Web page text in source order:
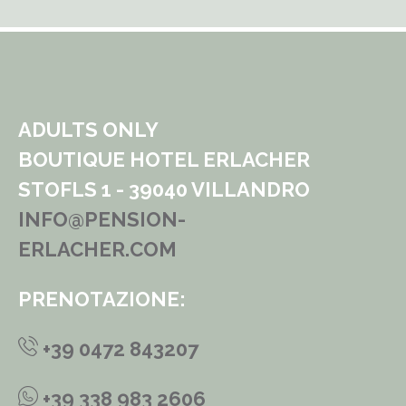
ADULTS ONLY
BOUTIQUE HOTEL ERLACHER
STOFLS 1 - 39040 VILLANDRO
INFO@PENSION-
ERLACHER.COM
PRENOTAZIONE:
+39 0472 843207
+39 338 983 2606